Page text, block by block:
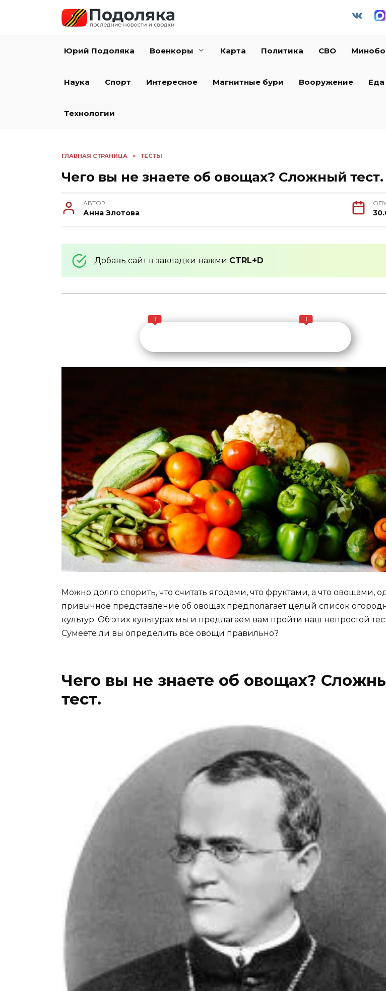
Юрий Подоляка Военкоры Карта Политика СВО
Наука Спорт Интересное Магнитные бури Вооружение Еда
Технологии
ГЛАВНАЯ СТРАНИЦА » ТЕСТЫ
Чего вы не знаете об овощах? Сложный тест.
АВТОР
Анна Злотова
Добавь сайт в закладки нажми CTRL+D
1 1
Можно долго спорить, что считать ягодами, что фруктами, а что овощами,
привычное представление об овощах предполагает целый список
культур. Об этих культурах мы и предлагаем вам пройти наш непростой
Сумеете ли вы определить все овощи правильно?
Чего вы не знаете об овощах?
тест.